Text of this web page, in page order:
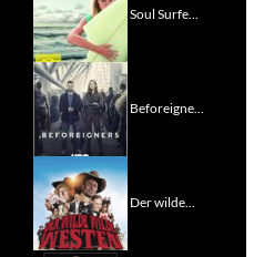
Soul Surfe...
Beforeigne...
Der wilde...